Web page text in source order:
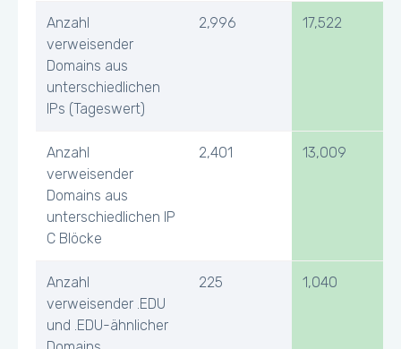
Anzahl
verweisender
Domains aus
unterschiedlichen
IPs (Tageswert)
2,996 17,522
Anzahl
verweisender
Domains aus
unterschiedlichen IP
C Blöcke
2,401 13,009
Anzahl
verweisender .EDU
und .EDU-ähnlicher
225 1,040